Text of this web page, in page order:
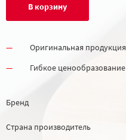
В корзину
Оригинальная продукция
Гибкое ценообразование
Бренд
Страна производитель